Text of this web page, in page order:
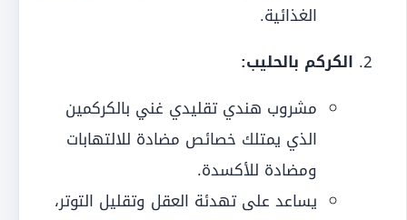
الغذائية.
الكركم بالحليب:
مشروب هندي تقليدي غني بالكركمين
الذي يمتلك خصائص مضادة للالتهابات
ومضادة للأكسدة.
يساعد على تهدئة العقل وتقليل التوتر،